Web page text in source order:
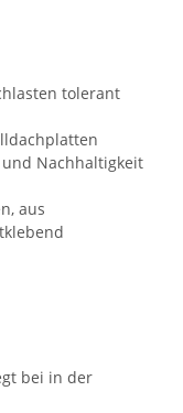
tolerant
Nachhaltigkeit
aus
bei in der